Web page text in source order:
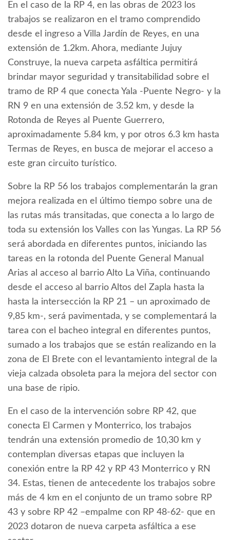
En el caso de la RP 4, en las obras de 2023 los
trabajos se realizaron en el tramo comprendido
desde el ingreso a Villa Jardín de Reyes, en una
extensión de 1.2km. Ahora, mediante Jujuy
Construye, la nueva carpeta asfáltica permitirá
brindar mayor seguridad y transitabilidad sobre el
tramo de RP 4 que conecta Yala -Puente Negro- y la
RN 9 en una extensión de 3.52 km, y desde la
Rotonda de Reyes al Puente Guerrero,
aproximadamente 5.84 km, y por otros 6.3 km hasta
Termas de Reyes, en busca de mejorar el acceso a
este gran circuito turístico.
Sobre la RP 56 los trabajos complementarán la gran
mejora realizada en el último tiempo sobre una de
las rutas más transitadas, que conecta a lo largo de
toda su extensión los Valles con las Yungas. La RP 56
será abordada en diferentes puntos, iniciando las
tareas en la rotonda del Puente General Manual
Arias al acceso al barrio Alto La Viña, continuando
desde el acceso al barrio Altos del Zapla hasta la
hasta la intersección la RP 21 – un aproximado de
9,85 km-, será pavimentada, y se complementará la
tarea con el bacheo integral en diferentes puntos,
sumado a los trabajos que se están realizando en la
zona de El Brete con el levantamiento integral de la
vieja calzada obsoleta para la mejora del sector con
una base de ripio.
En el caso de la intervención sobre RP 42, que
conecta El Carmen y Monterrico, los trabajos
tendrán una extensión promedio de 10,30 km y
contemplan diversas etapas que incluyen la
conexión entre la RP 42 y RP 43 Monterrico y RN
34. Estas, tienen de antecedente los trabajos sobre
más de 4 km en el conjunto de un tramo sobre RP
43 y sobre RP 42 –empalme con RP 48-62- que en
2023 dotaron de nueva carpeta asfáltica a ese